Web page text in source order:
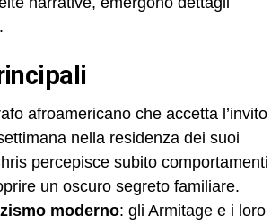
afroamericano che accetta l’invito
nella residenza dei suoi
percepisce subito comportamenti
un oscuro segreto familiare.
moderno: gli Armitage e i loro